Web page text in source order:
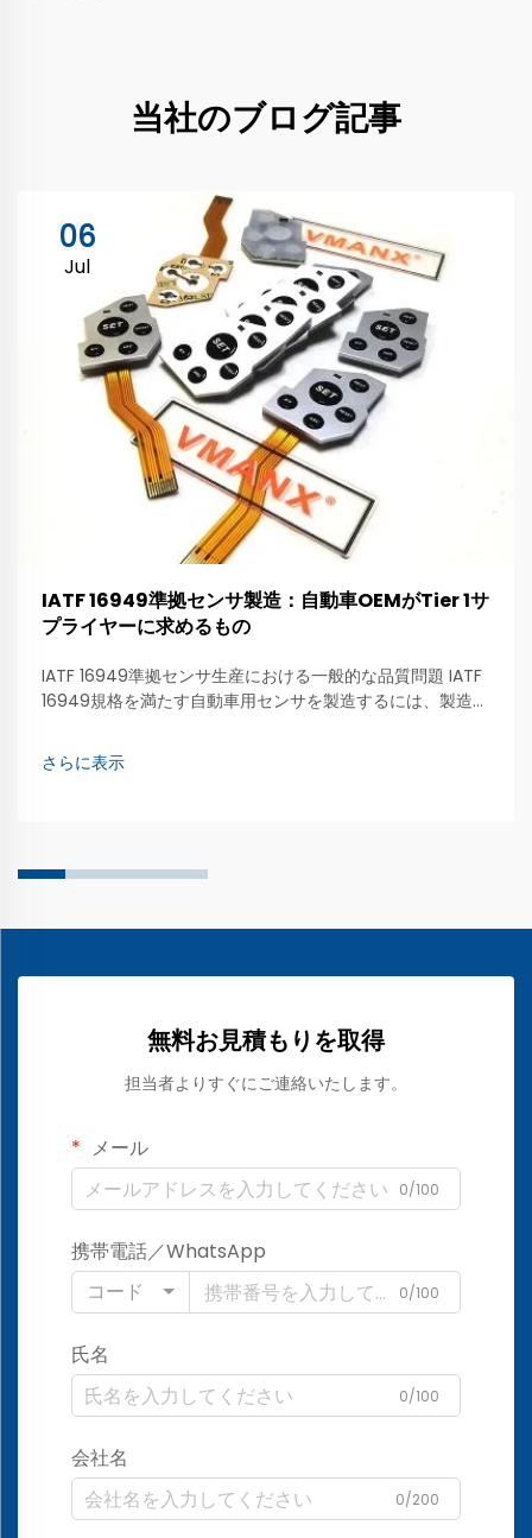
当社のブログ記事
06
Jul
IATF 16949準拠センサ製造：自動車OEMがTier 1サ
プライヤーに求めるもの
IATF 16949準拠センサ生産における一般的な品質問題 IATF
16949規格を満たす自動車用センサを製造するには、製造プ
る品質問題の一つは、センサの性能ばらつきです…
さらに表示
無料お見積もりを取得
担当者よりすぐにご連絡いたします。
メール
0/100
携帯電話／WhatsApp
コード
0/100
氏名
0/100
会社名
0/200